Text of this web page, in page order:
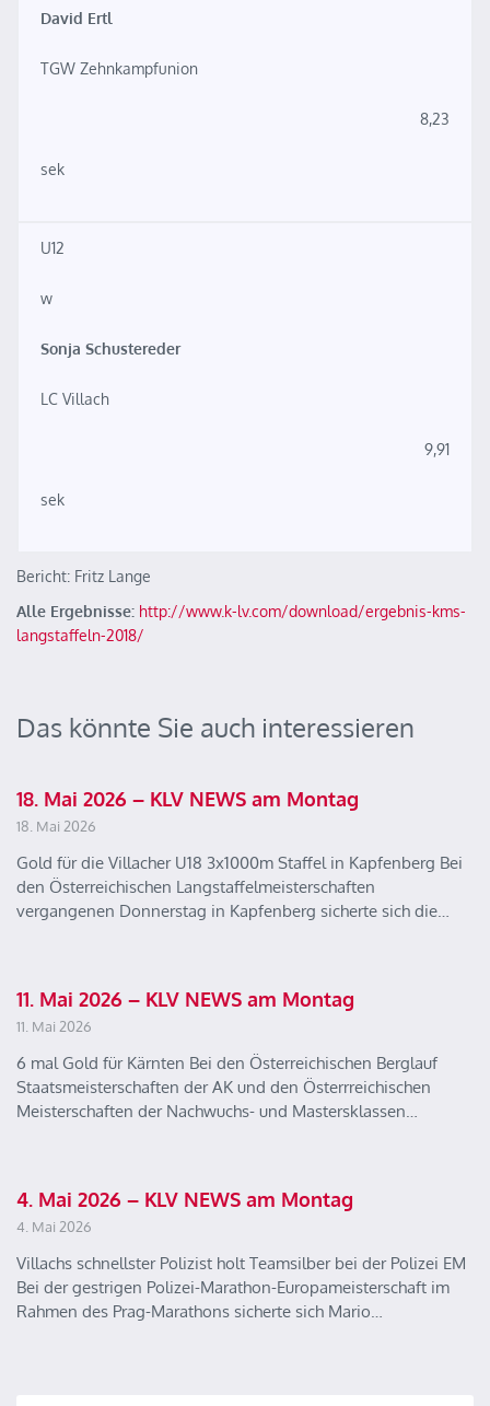
David Ertl
TGW Zehnkampfunion
8,23
sek
U12
w
Sonja Schustereder
LC Villach
9,91
sek
Bericht: Fritz Lange
Alle Ergebnisse: http://www.k-lv.com/download/ergebnis-kms-
langstaffeln-2018/
Das könnte Sie auch interessieren
18. Mai 2026 – KLV NEWS am Montag
18. Mai 2026
Gold für die Villacher U18 3x1000m Staffel in Kapfenberg Bei
den Österreichischen Langstaffelmeisterschaften
vergangenen Donnerstag in Kapfenberg sicherte sich die…
11. Mai 2026 – KLV NEWS am Montag
11. Mai 2026
6 mal Gold für Kärnten Bei den Österreichischen Berglauf
Staatsmeisterschaften der AK und den Österrreichischen
Meisterschaften der Nachwuchs- und Mastersklassen…
4. Mai 2026 – KLV NEWS am Montag
4. Mai 2026
Villachs schnellster Polizist holt Teamsilber bei der Polizei EM
Bei der gestrigen Polizei-Marathon-Europameisterschaft im
Rahmen des Prag-Marathons sicherte sich Mario…